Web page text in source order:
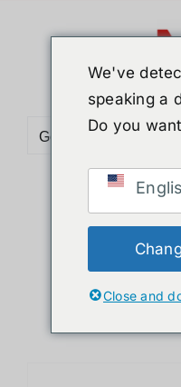
Go to...
Sort byName
Show12
We've
speaking a
Do you
Close and